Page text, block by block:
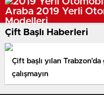
Çift Başlı Haberleri
Çift başlı yılan
çalışmayın